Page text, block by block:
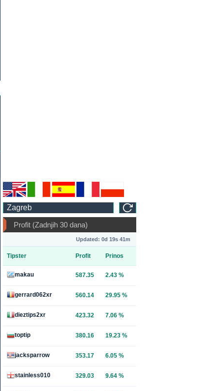
Profit (Zadnjih 30 dana)
Updated: 0d 19s 41m
Tipster Profit Prinos
makau 587.35 2.43 %
gerrard062xr 560.14 29.95 %
dieztips2xr 423.32 7.06 %
toptip 380.16 19.23 %
jacksparrow 353.17 6.05 %
stainless010 329.03 9.64 %